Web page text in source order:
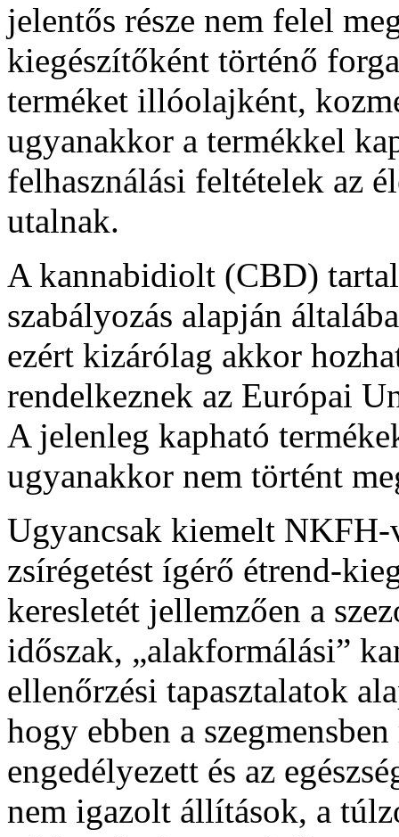
jelentős része nem felel
kiegészítőként történő
terméket illóolajként,
ugyanakkor a termékkel
felhasználási feltételek az
utalnak.
A kannabidiolt (CBD)
szabályozás alapján
ezért kizárólag akkor
rendelkeznek az Európai
A jelenleg kapható
ugyanakkor nem történt
Ugyancsak kiemelt
zsírégetést ígérő étrend-
keresletét jellemzően a
időszak, „alakformálási”
ellenőrzési tapasztalatok
hogy ebben a
engedélyezett és az
nem igazolt állítások, a